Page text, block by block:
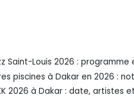
Saint-Louis 2026 : programme
piscines à Dakar en 2026 :
2026 à Dakar : date, artistes